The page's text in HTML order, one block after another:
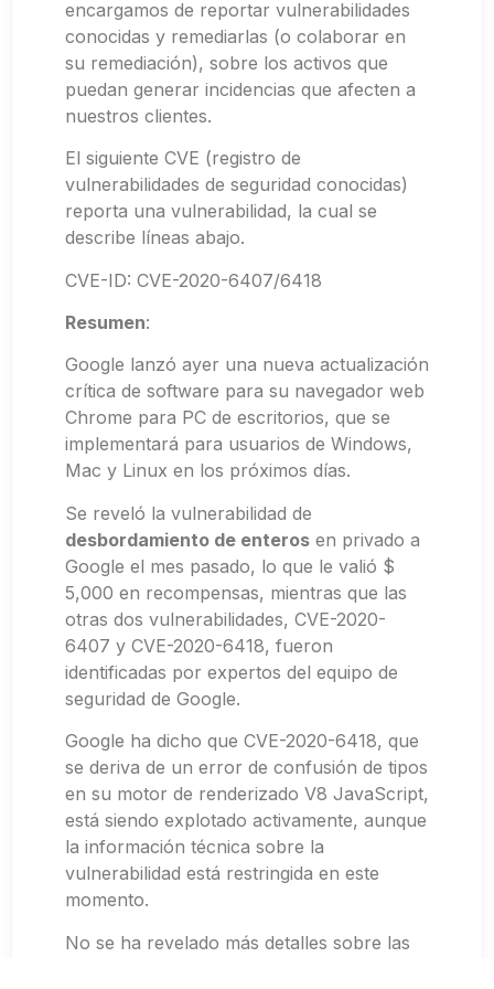
encargamos de reportar vulnerabilidades
conocidas y remediarlas (o colaborar en
su remediación), sobre los activos que
puedan generar incidencias que afecten a
nuestros clientes.
El siguiente CVE (registro de
vulnerabilidades de seguridad conocidas)
reporta una vulnerabilidad, la cual se
describe líneas abajo.
CVE-ID: CVE-2020-6407/6418
Resumen:
Google lanzó ayer una nueva actualización
crítica de software para su navegador web
Chrome para PC de escritorios, que se
implementará para usuarios de Windows,
Mac y Linux en los próximos días.
Se reveló la vulnerabilidad de
desbordamiento de enteros en privado a
Google el mes pasado, lo que le valió $
5,000 en recompensas, mientras que las
otras dos vulnerabilidades, CVE-2020-
6407 y CVE-2020-6418, fueron
identificadas por expertos del equipo de
seguridad de Google.
Google ha dicho que CVE-2020-6418, que
se deriva de un error de confusión de tipos
en su motor de renderizado V8 JavaScript,
está siendo explotado activamente, aunque
la información técnica sobre la
vulnerabilidad está restringida en este
momento.
No se ha revelado más detalles sobre las